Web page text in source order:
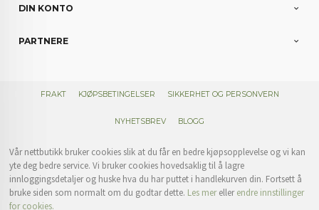
DIN KONTO
PARTNERE
FRAKT KJØPSBETINGELSER SIKKERHET OG PERSONVERN
NYHETSBREV BLOGG
Vår nettbutikk bruker cookies slik at du får en bedre kjøpsopplevelse og vi kan
yte deg bedre service. Vi bruker cookies hovedsaklig til å lagre
innloggingsdetaljer og huske hva du har puttet i handlekurven din. Fortsett å
bruke siden som normalt om du godtar dette. Les merellerendre innstillinger
for cookies.